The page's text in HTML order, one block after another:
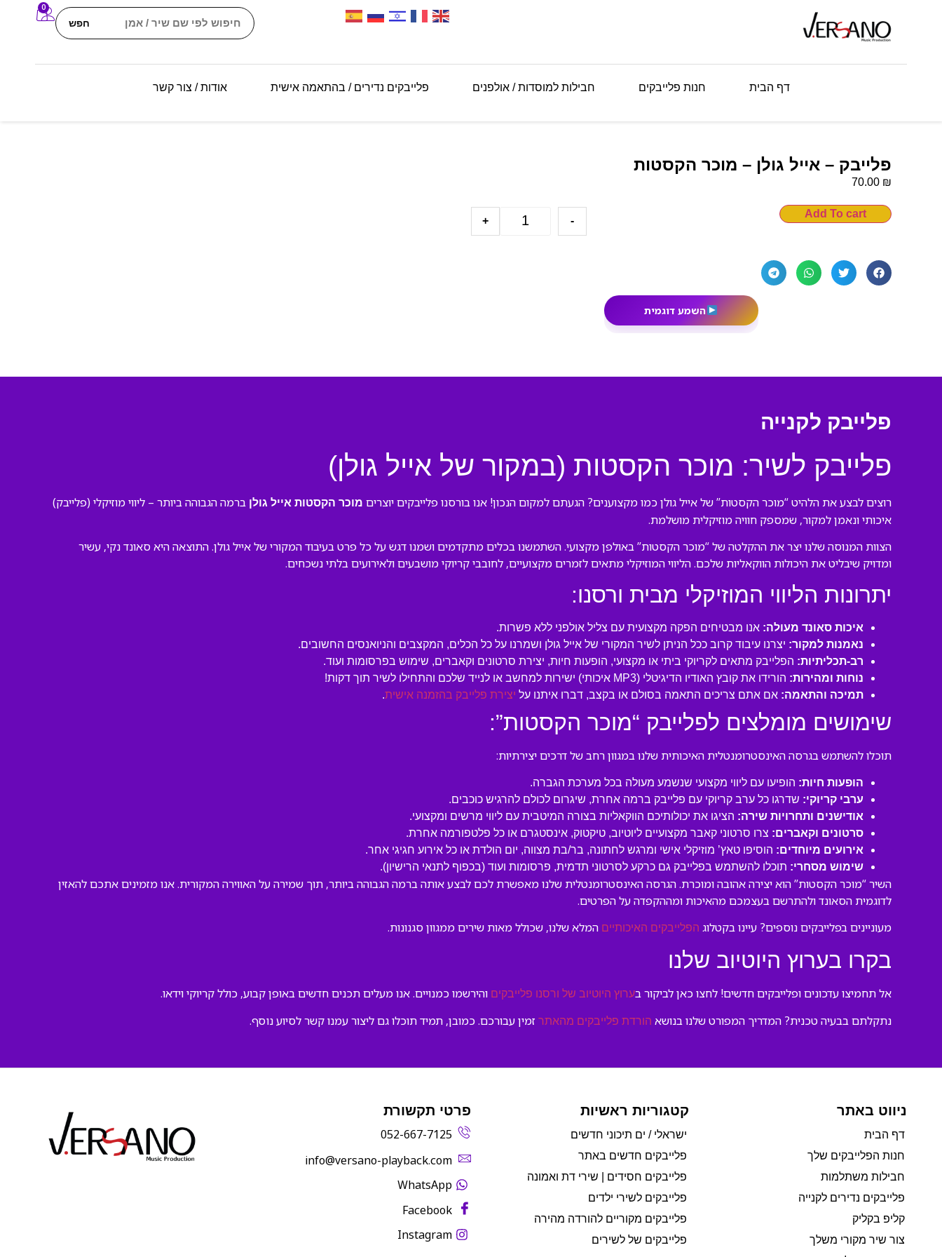
חפש
0
דף הבית חנות פלייבקים חבילות למוסדות / אולפנים פלייבקים נדירים / בהתאמה אישית אודות / צור קשר
פלייבק – אייל גולן – מוכר הקסטות
70.00 ₪
-
+
Add To cart
השמע דוגמית
פלייבק לקנייה
פלייבק לשיר: מוכר הקסטות (במקור של אייל גולן)
רוצים לבצע את הלהיט “מוכר הקסטות” של אייל גולן כמו מקצוענים? הגעתם למקום הנכון! אנו בורסנו פלייבקים יוצרים מוכר הקסטות אייל גולן ברמה הגבוהה ביותר – ליווי מוזיקלי (פלייבק)
איכותי ונאמן למקור, שמספק חוויה מוזיקלית מושלמת.
הצוות המנוסה שלנו יצר את ההקלטה של “מוכר הקסטות” באולפן מקצועי. השתמשנו בכלים מתקדמים ושמנו דגש על כל פרט בעיבוד המקורי של אייל גולן. התוצאה היא סאונד נקי, עשיר
ומדויק שיבליט את היכולות הווקאליות שלכם. הליווי המוזיקלי מתאים לזמרים מקצועיים, לחובבי קריוקי מושבעים ולאירועים בלתי נשכחים.
יתרונות הליווי המוזיקלי מבית ורסנו:
איכות סאונד מעולה: אנו מבטיחים הפקה מקצועית עם צליל אולפני ללא פשרות.
נאמנות למקור: יצרנו עיבוד קרוב ככל הניתן לשיר המקורי של אייל גולן ושמרנו על כל הכלים, המקצבים והניואנסים החשובים.
רב-תכליתיות: הפלייבק מתאים לקריוקי ביתי או מקצועי, הופעות חיות, יצירת סרטונים וקאברים, שימוש בפרסומות ועוד.
נוחות ומהירות: הורידו את קובץ האודיו הדיגיטלי (MP3 איכותי) ישירות למחשב או לנייד שלכם והתחילו לשיר תוך דקות!
תמיכה והתאמה: אם אתם צריכים התאמה בסולם או בקצב, דברו איתנו על יצירת פלייבק בהזמנה אישית.
שימושים מומלצים לפלייבק “מוכר הקסטות”:
תוכלו להשתמש בגרסה האינסטרומנטלית האיכותית שלנו במגוון רחב של דרכים יצירתיות:
הופעות חיות: הופיעו עם ליווי מקצועי שנשמע מעולה בכל מערכת הגברה.
ערבי קריוקי: שדרגו כל ערב קריוקי עם פלייבק ברמה אחרת, שיגרום לכולם להרגיש כוכבים.
אודישנים ותחרויות שירה: הציגו את יכולותיכם הווקאליות בצורה המיטבית עם ליווי מרשים ומקצועי.
סרטונים וקאברים: צרו סרטוני קאבר מקצועיים ליוטיוב, טיקטוק, אינסטגרם או כל פלטפורמה אחרת.
אירועים מיוחדים: הוסיפו טאץ’ מוזיקלי אישי ומרגש לחתונה, בר/בת מצווה, יום הולדת או כל אירוע חגיגי אחר.
שימוש מסחרי: תוכלו להשתמש בפלייבק גם כרקע לסרטוני תדמית, פרסומות ועוד (בכפוף לתנאי הרישיון).
השיר “מוכר הקסטות” הוא יצירה אהובה ומוכרת. הגרסה האינסטרומנטלית שלנו מאפשרת לכם לבצע אותה ברמה הגבוהה ביותר, תוך שמירה על האווירה המקורית. אנו מזמינים אתכם להאזין
לדוגמית הסאונד ולהתרשם בעצמכם מהאיכות ומההקפדה על הפרטים.
מעוניינים בפלייבקים נוספים? עיינו בקטלוג הפלייבקים האיכותיים המלא שלנו, שכולל מאות שירים ממגוון סגנונות.
בקרו בערוץ היוטיוב שלנו
אל תחמיצו עדכונים ופלייבקים חדשים! לחצו כאן לביקור בערוץ היוטיוב של ורסנו פלייבקים והירשמו כמנויים. אנו מעלים תכנים חדשים באופן קבוע, כולל קריוקי וידאו.
נתקלתם בבעיה טכנית? המדריך המפורט שלנו בנושא הורדת פלייבקים מהאתר זמין עבורכם. כמובן, תמיד תוכלו גם ליצור עמנו קשר לסיוע נוסף.
ניווט באתר
דף הבית
חנות הפלייבקים שלך
חבילות משתלמות
פלייבקים נדירים לקנייה
קליפ בקליק
צור שיר מקורי משלך
קטגוריות ראשיות
ישראלי / ים תיכוני חדשים
פלייבקים חדשים באתר
פלייבקים חסידים | שירי דת ואמונה
פלייבקים לשירי ילדים
פלייבקים מקוריים להורדה מהירה
פלייבקים של לשירים
פרטי תקשורת
052-667-7125
‫info@versano-playback.com‬
WhatsApp
Facebook
Instagram